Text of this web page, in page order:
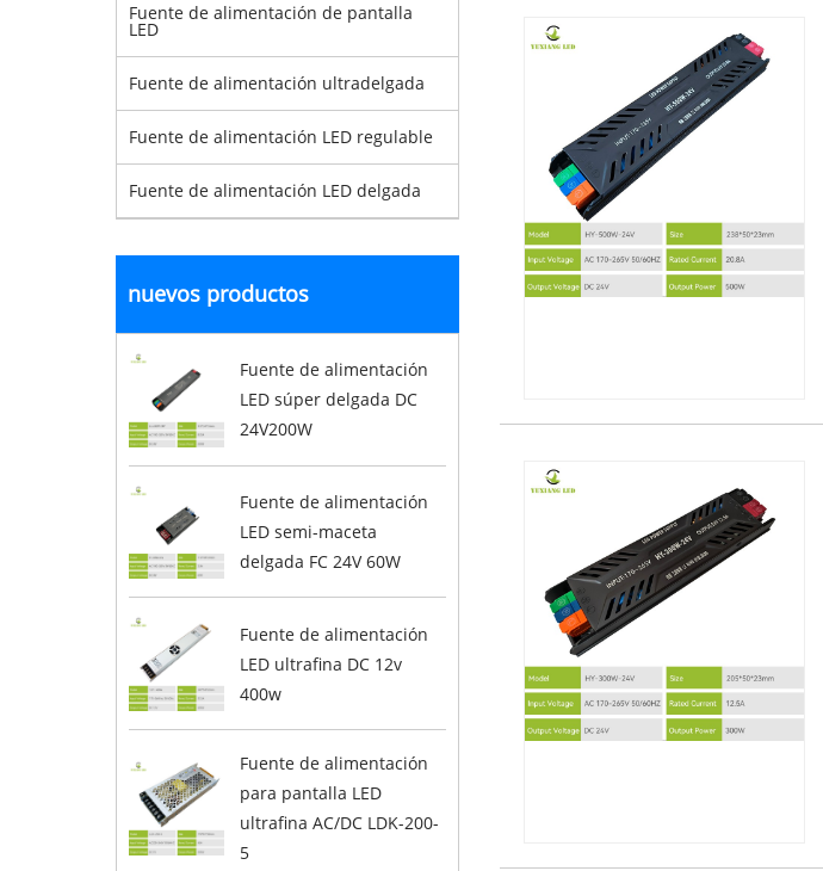
Fuente de alimentación de pantalla
LED
Fuente de alimentación ultradelgada
Fuente de alimentación LED regulable
Fuente de alimentación LED delgada
nuevos productos
Fuente de alimentación
LED súper delgada DC
24V200W
Fuente de alimentación
LED semi-maceta
delgada FC 24V 60W
Fuente de alimentación
LED ultrafina DC 12v
400w
Fuente de alimentación
para pantalla LED
ultrafina AC/DC LDK-200-
5